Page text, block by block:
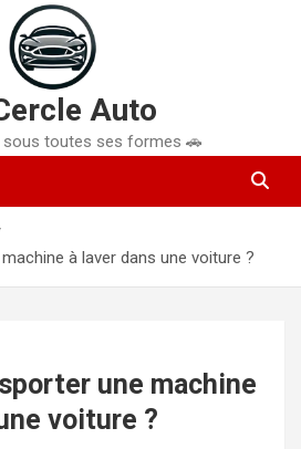
Auto
toutes ses formes 🚗
à laver dans une voiture ?
une machine
voiture ?